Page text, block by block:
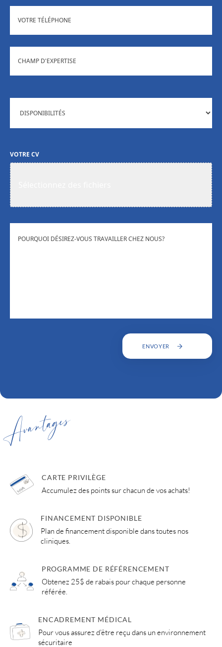
D'EXPERTISE
VOTRE CV
VOUS
ENVOYER
CARTE PRIVILÈGE
Accumulez des points sur chacun de vos achats!
FINANCEMENT DISPONIBLE
Plan de financement disponible dans toutes nos
cliniques.
PROGRAMME DE RÉFÉRENCEMENT
Obtenez 25$ de rabais pour chaque personne
référée.
ENCADREMENT MÉDICAL
Pour vous assurez d'être reçu dans un environnement
sécuritaire